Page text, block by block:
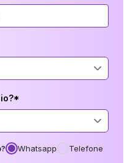
Whatsapp Telefone